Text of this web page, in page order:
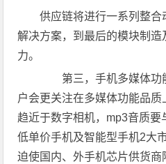
供应链将进行一系列整
解决方案，到最后的模块制
力。
第三，手机多媒体功
户会更关注在多媒体功能品
趋近于数字相机，mp3音质要
低单价手机及智能型手机2大
迫使国内、外手机芯片供货